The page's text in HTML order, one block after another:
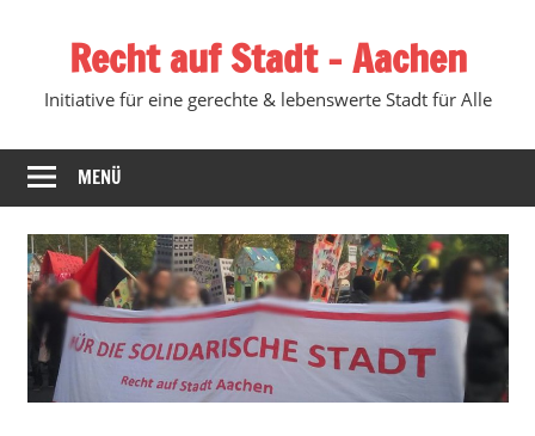
Recht auf Stadt – Aachen
Initiative für eine gerechte & lebenswerte Stadt für Alle
MENÜ